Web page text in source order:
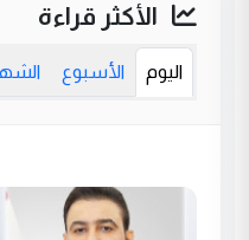
الأكثر قراءة
اليوم الأسبوع